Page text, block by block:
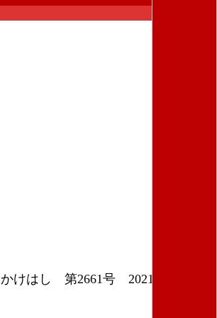
かけはし 第2661号 2021年4月12日